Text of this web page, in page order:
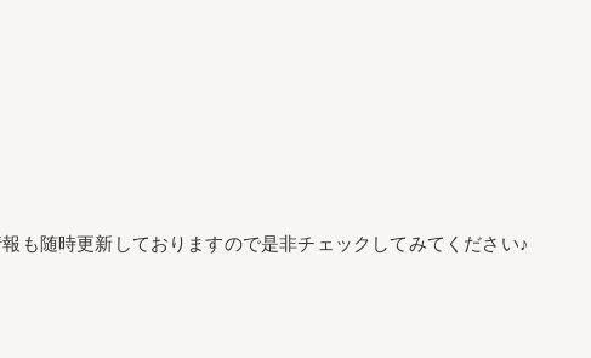
も随時更新しておりますので是非チェックしてみてください♪